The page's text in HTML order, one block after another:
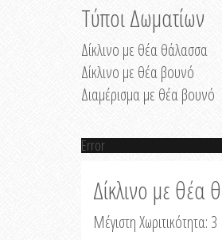
Τύποι Δωματίων
Δίκλινο με θέα θάλασσα
Δίκλινο με θέα βουνό
Διαμέρισμα με θέα βουνό
Error
Δίκλινο με θέα
Μέγιστη Χωριτικότητα: